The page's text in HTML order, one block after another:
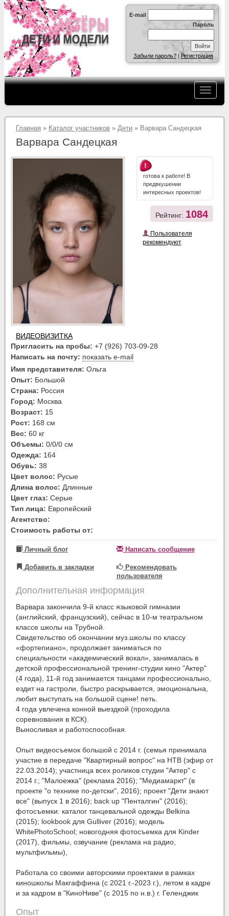
E-mail
Пароль
Забыли пароль?|Регистрация
Главная » Каталог участников » Дети » Варвара Сандецкая
Варвара Сандецкая
ВИДЕОВИЗИТКА
готова к работе! В
предвкушении
интересных проектов!
Рейтинг: 1084
Пользователя
рекомендуют
Пригласить на пробы: +7 (926) 703-09-28
Написать на почту: показать e-mail
Имя представителя: Ольга
Опыт: Большой
Страна: Россия
Город: Москва
Возраст: 15
Рост: 168 см
Вес: 60 кг
Объемы: 0/0/0 см
Одежда: 164
Обувь: 38
Цвет волос: Русые
Длина волос: Длинные
Цвет глаз: Серые
Тип лица: Европейский
Агентство:
Стоимость работы от:
Личный блог Написать сообщение
Добавить в закладки
Рекомендовать
пользователя
Дополнительная информация
Варвара закончила 9-й класс языковой гимназии
(английский, французский), сейчас в 10-м театральном
классе школы на Трубной.
Свидетельство об окончании муз.школы по классу
«фортепиано», продолжает заниматься по
специальности «академический вокал», занималась в
детской профессиональной тренинг-студии кино "Актер"
(4 года), 11-й год занимается танцами профессионально,
ездит на гастроли, быстро раскрывается, эмоциональна,
любит выступать на большой сцене! петь.
4 года увлечена конной выездкой (проходила
соревнования в КСК).
Выносливая и работоспособная.
Опыт видеосъемок большой с 2014 г. (семья принимала
участие в передаче "Квартирный вопрос" на НТВ (эфир от
22.03.2014); участница всех роликов студии "Актер" с
2014 г.; "Малоежка" (реклама 2016); "Медиамаркт" (в
проекте "о технике по-детски", 2016); проект "Дети знают
все" (выпуск 1 в 2016); back up "Пенталгин" (2016);
фотосъемки: каталог танцевальной одежды Belkina
(2015); lookbook для Gulliver (2016); модель
WhitePhotoSchool; новогодняя фотосъемка для Kinder
(2017), фильмы, озвучание (реклама на радио,
мультфильмы),
Работала со своими авторскими проектами в рамках
киношколы Макгаффина (с 2021 г.-2023 г.), летом в кадре
и за кадром в "КиноНиве" (с 2015 по н.в.) г. Геленджик
Опыт